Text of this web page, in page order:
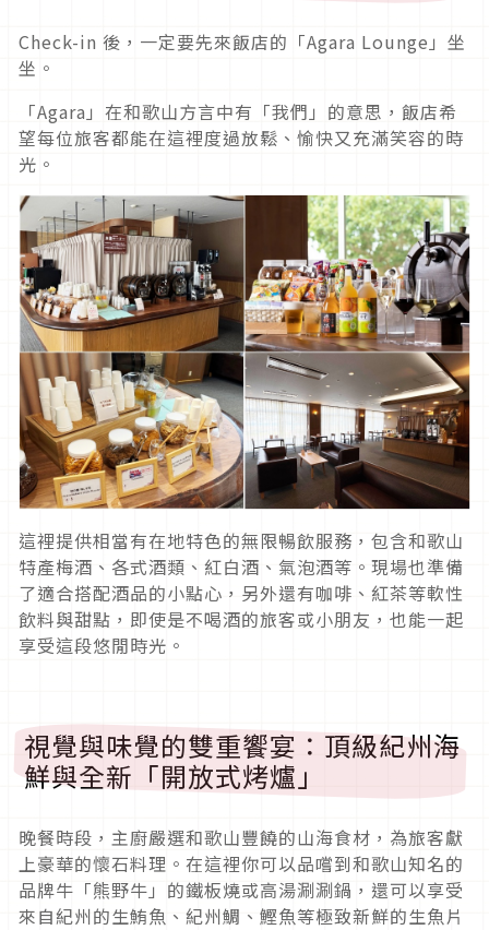
Check-in 後，一定要先來飯店的「Agara Lounge」坐
坐。
「Agara」在和歌山方言中有「我們」的意思，飯店希
望每位旅客都能在這裡度過放鬆、愉快又充滿笑容的時
光。
這裡提供相當有在地特色的無限暢飲服務，包含和歌山
特產梅酒、各式酒類、紅白酒、氣泡酒等。現場也準備
了適合搭配酒品的小點心，另外還有咖啡、紅茶等軟性
飲料與甜點，即使是不喝酒的旅客或小朋友，也能一起
享受這段悠閒時光。
視覺與味覺的雙重饗宴：頂級紀州海
鮮與全新「開放式烤爐」
晚餐時段，主廚嚴選和歌山豐饒的山海食材，為旅客獻
上豪華的懷石料理。在這裡你可以品嚐到和歌山知名的
品牌牛「熊野牛」的鐵板燒或高湯涮涮鍋，還可以享受
來自紀州的生鮪魚、紀州鯛、鰹魚等極致新鮮的生魚片